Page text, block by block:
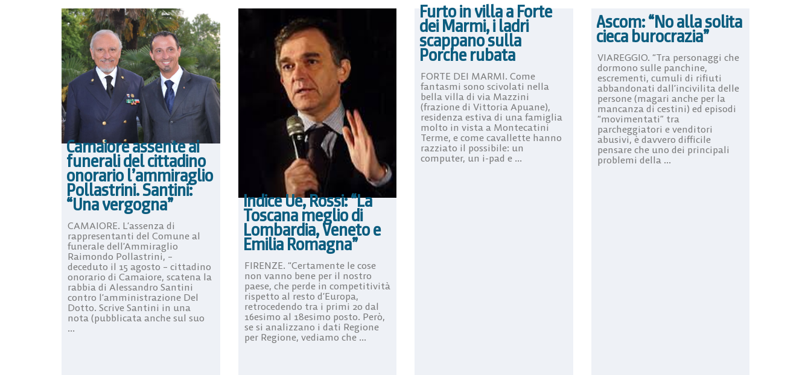
Camaiore assente ai
funerali del cittadino
onorario l’ammiraglio
Pollastrini. Santini:
“Una vergogna”
CAMAIORE. L’assenza di
rappresentanti del Comune al
funerale dell’Ammiraglio
Raimondo Pollastrini, –
deceduto il 15 agosto – cittadino
onorario di Camaiore, scatena la
rabbia di Alessandro Santini
contro l’amministrazione Del
Dotto. Scrive Santini in una
nota (pubblicata anche sul suo
...
Indice Ue, Rossi: “La
Toscana meglio di
Lombardia, Veneto e
Emilia Romagna”
FIRENZE. “Certamente le cose
non vanno bene per il nostro
paese, che perde in competitività
rispetto al resto d’Europa,
retrocedendo tra i primi 20 dal
16esimo al 18esimo posto. Però,
se si analizzano i dati Regione
per Regione, vediamo che ...
Furto in villa a Forte
dei Marmi, i ladri
scappano sulla
Porche rubata
FORTE DEI MARMI. Come
fantasmi sono scivolati nella
bella villa di via Mazzini
(frazione di Vittoria Apuane),
residenza estiva di una famiglia
molto in vista a Montecatini
Terme, e come cavallette hanno
razziato il possibile: un
computer, un i-pad e ...
Ascom: “No alla solita
cieca burocrazia”
VIAREGGIO. “Tra personaggi che
dormono sulle panchine,
escrementi, cumuli di rifiuti
abbandonati dall’incivilita delle
persone (magari anche per la
mancanza di cestini) ed episodi
“movimentati” tra
parcheggiatori e venditori
abusivi, è davvero difficile
pensare che uno dei principali
problemi della ...